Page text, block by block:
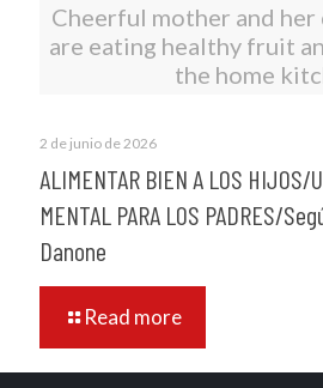
Cheerful mother and
are eating healthy fruit
the home
2 de junio de 2026
ALIMENTAR BIEN A LOS HIJOS/
MENTAL PARA LOS PADRES/
Danone
Read more